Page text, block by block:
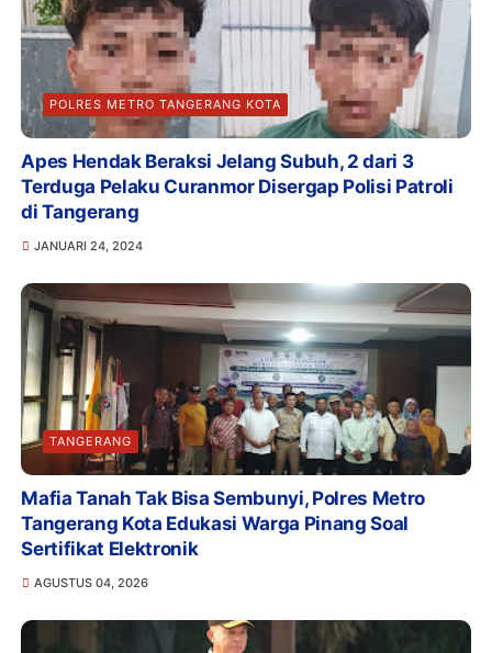
POLRES METRO TANGERANG KOTA
Apes Hendak Beraksi Jelang Subuh, 2 dari 3
Terduga Pelaku Curanmor Disergap Polisi Patroli
di Tangerang
JANUARI 24, 2024
TANGERANG
Mafia Tanah Tak Bisa Sembunyi, Polres Metro
Tangerang Kota Edukasi Warga Pinang Soal
Sertifikat Elektronik
AGUSTUS 04, 2026